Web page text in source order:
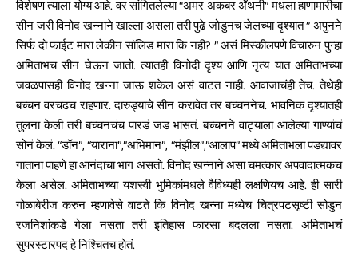
विशेषण त्याला योग्य आहे. वर सांगितलेल्या “अमर अकबर अँथनी” मधला हाणामारीचा
सीन जरी विनोद खन्नाने खाल्ला असला तरी पुढे जोडुनच जेलच्या दृश्यात ” अपुनने
सिर्फ दो फाईट मारा लेकीन सॉलिड मारा कि नही? ” असं मिस्कीलपणे विचारुन पुन्हा
अमिताभच सीन घेऊन जातो. त्यातही विनोदी दृश्य आणि नृत्य यात अमिताभच्या
जवळपासही विनोद खन्ना जाऊ शकेल असं वाटत नाही. आवाजाचंही तेच. तेथेही
बच्चन वरचढच राहणार. दारुड्याचे सीन करावेत तर बच्चननेच. भावनिक दृश्यातही
तुलना केली तरी बच्चनचंच पारडं जड भासतं. बच्चनने वाट्याला आलेल्या गाण्यांचं
सोनं केलं. “डॉन”, “याराना”,”अभिमान”, “मंझील”,”आलाप” मध्ये अमिताभला पडद्यावर
गाताना पाहणे हा आनंदाचा भाग असतो. विनोद खन्नाने असा चमत्कार अपवादात्मकच
केला असेल. अमिताभच्या यशस्वी भुमिकांमधले वैविध्यही लक्षणियच आहे. ही सारी
गोळाबेरीज करुन म्हणावेसे वाटते कि विनोद खन्ना मध्येच चित्रपटसृष्टी सोडुन
रजनिशांकडे गेला नसता तरी इतिहास फारसा बदलला नसता. अमिताभचं
सुपरस्टारपद हे निश्चितच होतं.